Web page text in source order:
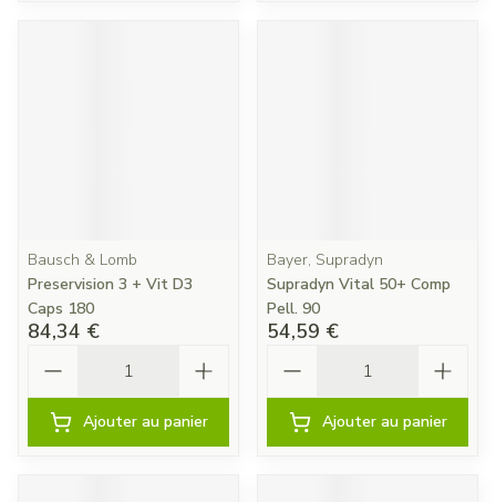
Bausch & Lomb
Preservision 3 + Vit D3
Caps 180
84,34 €
Ajouter au panier
Bayer, Supradyn
Supradyn Vital 50+ Comp
Pell. 90
54,59 €
Ajouter au panier